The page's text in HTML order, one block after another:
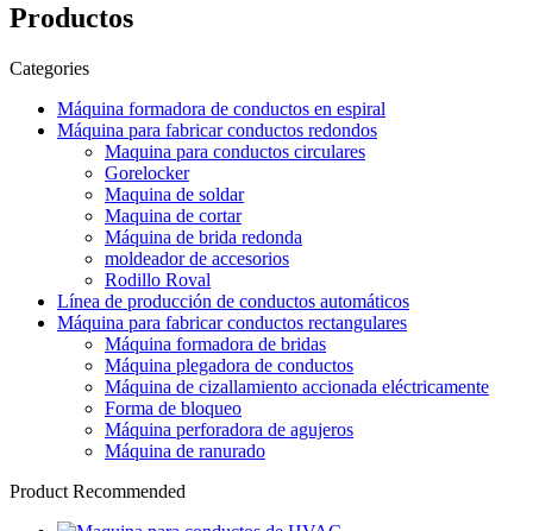
Productos
Categories
Máquina formadora de conductos en espiral
Máquina para fabricar conductos redondos
Maquina para conductos circulares
Gorelocker
Maquina de soldar
Maquina de cortar
Máquina de brida redonda
moldeador de accesorios
Rodillo Roval
Línea de producción de conductos automáticos
Máquina para fabricar conductos rectangulares
Máquina formadora de bridas
Máquina plegadora de conductos
Máquina de cizallamiento accionada eléctricamente
Forma de bloqueo
Máquina perforadora de agujeros
Máquina de ranurado
Product Recommended